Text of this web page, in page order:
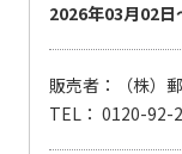
2026年03月02
販売者：（株）
TEL： 0120-92-